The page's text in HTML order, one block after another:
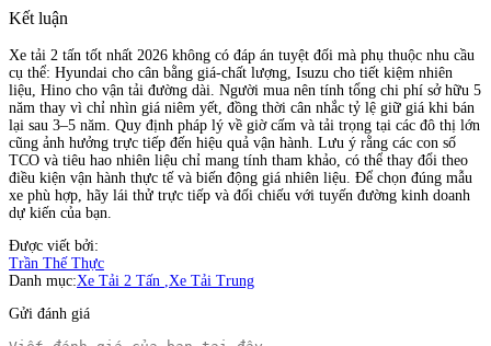
Kết luận
Xe tải 2 tấn tốt nhất 2026 không có đáp án tuyệt đối mà phụ thuộc nhu cầu
cụ thể: Hyundai cho cân bằng giá-chất lượng, Isuzu cho tiết kiệm nhiên
liệu, Hino cho vận tải đường dài. Người mua nên tính tổng chi phí sở hữu 5
năm thay vì chỉ nhìn giá niêm yết, đồng thời cân nhắc tỷ lệ giữ giá khi bán
lại sau 3–5 năm. Quy định pháp lý về giờ cấm và tải trọng tại các đô thị lớn
cũng ảnh hưởng trực tiếp đến hiệu quả vận hành. Lưu ý rằng các con số
TCO và tiêu hao nhiên liệu chỉ mang tính tham khảo, có thể thay đổi theo
điều kiện vận hành thực tế và biến động giá nhiên liệu. Để chọn đúng mẫu
xe phù hợp, hãy lái thử trực tiếp và đối chiếu với tuyến đường kinh doanh
dự kiến của bạn.
Được viết bởi:
Trần Thế Thực
Danh mục:Xe Tải 2 Tấn ,Xe Tải Trung
Gửi đánh giá